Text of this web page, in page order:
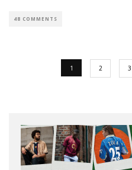
48 COMMENTS
1 2 3